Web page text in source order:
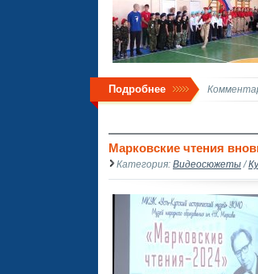
Подробнее
Марковские чтения
Категория: Видеосюжеты /